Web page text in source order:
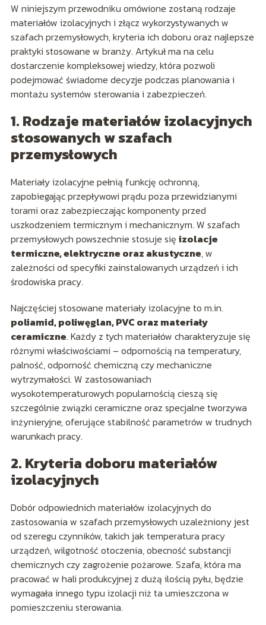
W niniejszym przewodniku omówione zostaną rodzaje
materiałów izolacyjnych i złącz wykorzystywanych w
szafach przemysłowych, kryteria ich doboru oraz najlepsze
praktyki stosowane w branży. Artykuł ma na celu
dostarczenie kompleksowej wiedzy, która pozwoli
podejmować świadome decyzje podczas planowania i
montażu systemów sterowania i zabezpieczeń.
1. Rodzaje materiałów izolacyjnych
stosowanych w szafach
przemysłowych
Materiały izolacyjne pełnią funkcję ochronną,
zapobiegając przepływowi prądu poza przewidzianymi
torami oraz zabezpieczając komponenty przed
uszkodzeniem termicznym i mechanicznym. W szafach
przemysłowych powszechnie stosuje się izolacje
termiczne, elektryczne oraz akustyczne, w
zależności od specyfiki zainstalowanych urządzeń i ich
środowiska pracy.
Najczęściej stosowane materiały izolacyjne to m.in.
poliamid, poliwęglan, PVC oraz materiały
ceramiczne. Każdy z tych materiałów charakteryzuje się
różnymi właściwościami – odpornością na temperatury,
palność, odporność chemiczną czy mechaniczne
wytrzymałości. W zastosowaniach
wysokotemperaturowych popularnością cieszą się
szczególnie związki ceramiczne oraz specjalne tworzywa
inżynieryjne, oferujące stabilność parametrów w trudnych
warunkach pracy.
2. Kryteria doboru materiałów
izolacyjnych
Dobór odpowiednich materiałów izolacyjnych do
zastosowania w szafach przemysłowych uzależniony jest
od szeregu czynników, takich jak temperatura pracy
urządzeń, wilgotność otoczenia, obecność substancji
chemicznych czy zagrożenie pożarowe. Szafa, która ma
pracować w hali produkcyjnej z dużą ilością pyłu, będzie
wymagała innego typu izolacji niż ta umieszczona w
pomieszczeniu sterowania.